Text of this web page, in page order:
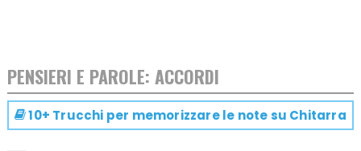
PENSIERI E PAROLE: ACCORDI
10+ Trucchi per memorizzare le note su Chitarra